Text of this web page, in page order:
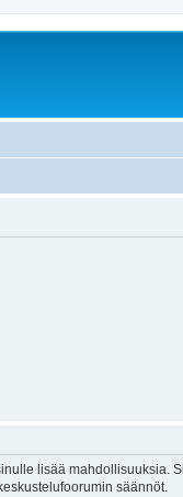
lisää mahdollisuuksia.
säännöt.